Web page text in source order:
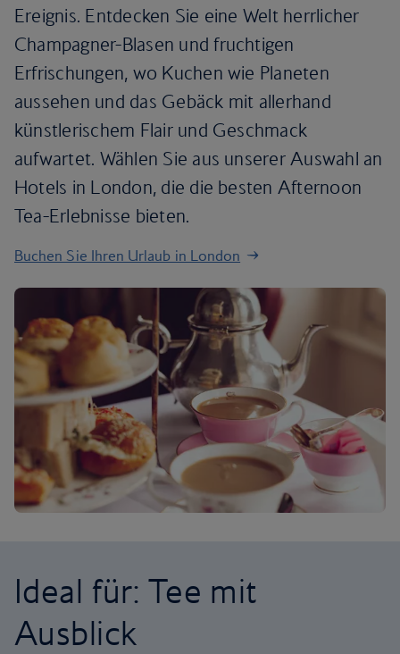
Ereignis. Entdecken Sie eine Welt herrlicher
Champagner-Blasen und fruchtigen
Erfrischungen, wo Kuchen wie Planeten
aussehen und das Gebäck mit allerhand
künstlerischem Flair und Geschmack
aufwartet. Wählen Sie aus unserer Auswahl an
Hotels in London, die die besten Afternoon
Tea-Erlebnisse bieten.
Buchen Sie Ihren Urlaub in London
Ideal für: Tee mit
Ausblick